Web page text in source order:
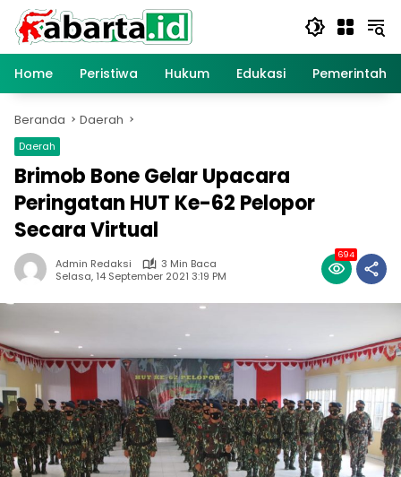
Langsung
konten
Home
Peristiwa Hukum Edukasi
Beranda Daerah
Daerah
Brimob Bone Gelar Upacara
Peringatan HUT Ke-62 Pelopor
Secara Virtual
Admin Redaksi
3 Min Baca
Selasa, 14 September 2021 3:19 PM
694